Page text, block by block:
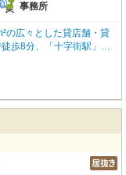
事務所
の広々とした貸店舗・貸
歩8分、「十字街駅」ま
健康・介護、教育・ス
応できるゆとりの空間。
照明器具といった設備も
。観光スポットが点在す
学校も多く、教育関連事
れており、車でのご利用
たなビジネスチャンスを